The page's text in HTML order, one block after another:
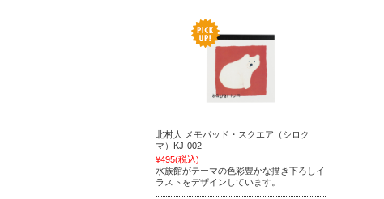
北村人 メモパッド・スクエア（シロク
マ）KJ-002
¥495(税込)
水族館がテーマの色彩豊かな描き下ろしイ
ラストをデザインしています。